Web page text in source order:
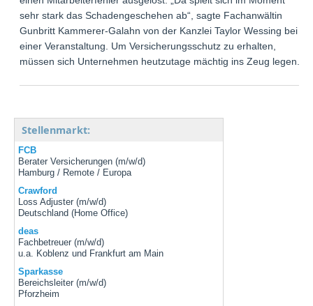
sehr stark das Schadengeschehen ab“, sagte Fachanwältin
Gunbritt Kammerer-Galahn von der Kanzlei Taylor Wessing bei
einer Veranstaltung. Um Versicherungsschutz zu erhalten,
müssen sich Unternehmen heutzutage mächtig ins Zeug legen.
Stellenmarkt:
FCB
Berater Versicherungen (m/w/d)
Hamburg / Remote / Europa
Crawford
Loss Adjuster (m/w/d)
Deutschland (Home Office)
deas
Fachbetreuer (m/w/d)
u.a. Koblenz und Frankfurt am Main
Sparkasse
Bereichsleiter (m/w/d)
Pforzheim